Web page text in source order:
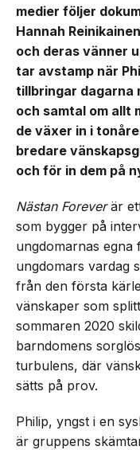
medier följer
Hannah
och deras vänner
tar avstamp när
tillbringar dagarna
och samtal om allt
de växer in i
bredare
och för in dem på
Nästan Foreverär
som bygger på
ungdomarnas egna
ungdomars vardag
från den första
vänskaper som
sommaren 2020
barndomens
turbulens, där
sätts på prov.
Philip, yngst i en
är gruppens